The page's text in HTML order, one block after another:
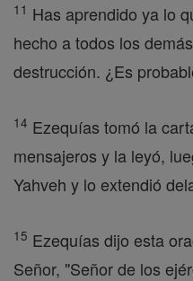
11 Has aprendido ya lo
hecho a todos los
destrucción. ¿Es
14 Ezequías tomó la
mensajeros y la leyó,
Yahveh y lo extendió
15 Ezequías dijo esta
Señor, "Señor de los